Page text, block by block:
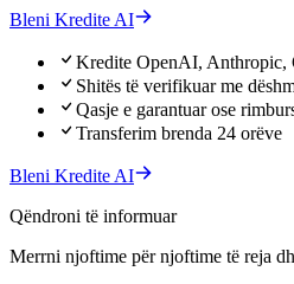
Bleni Kredite AI
Kredite OpenAI, Anthropic,
Shitës të verifikuar me
Qasje e garantuar ose
Transferim brenda 24 orëve
Bleni Kredite AI
Qëndroni të informuar
Merrni njoftime për njoftime të reja